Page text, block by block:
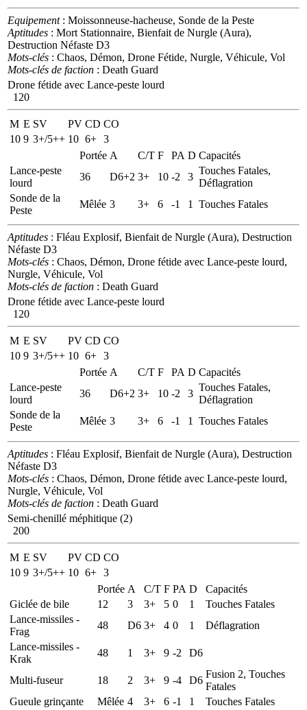
Equipement: Moissonneuse-hacheuse, Sonde de la Peste
Aptitudes : Mort Stationnaire, Bienfait de Nurgle (Aura),
Destruction Néfaste D3
Mots-clés : Chaos, Démon, Drone Fétide, Nurgle, Véhicule, Vol
Mots-clés de faction : Death Guard
Drone fétide avec Lance-peste lourd
120
M E SV PV CD CO
10 9 3+/5++ 10 6+ 3
Portée A C/T F PA D Capacités
Lance-peste
lourd
36 D6+2 3+ 10 -2 3
Touches Fatales,
Déflagration
Sonde de la
Peste
Mêlée 3 3+ 6 -1 1 Touches Fatales
Aptitudes : Fléau Explosif, Bienfait de Nurgle (Aura), Destruction
Néfaste D3
Mots-clés : Chaos, Démon, Drone fétide avec Lance-peste lourd,
Nurgle, Véhicule, Vol
Mots-clés de faction : Death Guard
Drone fétide avec Lance-peste lourd
120
M E SV PV CD CO
10 9 3+/5++ 10 6+ 3
Portée A C/T F PA D Capacités
Lance-peste
lourd
36 D6+2 3+ 10 -2 3
Touches Fatales,
Déflagration
Sonde de la
Peste
Mêlée 3 3+ 6 -1 1 Touches Fatales
Aptitudes : Fléau Explosif, Bienfait de Nurgle (Aura), Destruction
Néfaste D3
Mots-clés : Chaos, Démon, Drone fétide avec Lance-peste lourd,
Nurgle, Véhicule, Vol
Mots-clés de faction : Death Guard
Semi-chenillé méphitique (2)
200
M E SV PV CD CO
10 9 3+/5++ 10 6+ 3
Portée A C/T F PA D
Capacités
Giclée de bile
12 3 3+ 5 0 1
Touches Fatales
Lance-missiles -
Frag
48 D6 3+ 4 0 1
Déflagration
Lance-missiles -
Krak
48 1 3+ 9 -2 D6
Multi-fuseur 18 2 3+ 9 -4 D6
Fusion 2, Touches
Fatales
Gueule grinçante
Mêlée 4 3+ 6 -1 1 Touches Fatales